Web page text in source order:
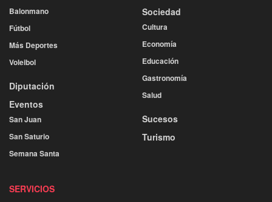
Balonmano
Fútbol
Más Deportes
Voleibol
Diputación
Eventos
San Juan
San Saturio
Semana Santa
Sociedad
Cultura
Economía
Educación
Gastronomía
Salud
Sucesos
Turismo
SERVICIOS